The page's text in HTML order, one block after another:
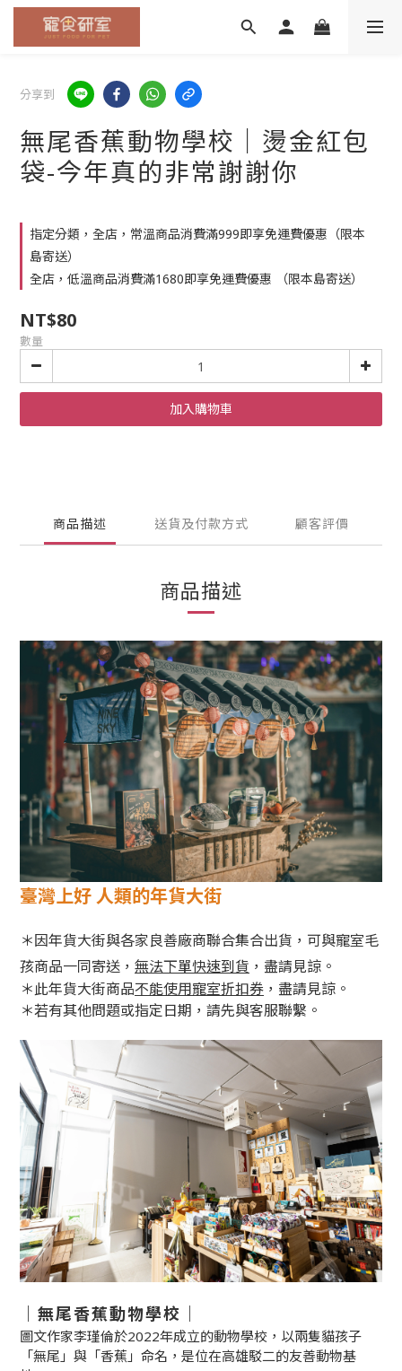
分享到
無尾香蕉動物學校｜燙金紅包
袋-今年真的非常謝謝你
指定分類，全店，常溫商品消費滿999即享免運費優惠（限本
島寄送）
全店，低溫商品消費滿1680即享免運費優惠 （限本島寄送）
NT$80
數量
加入購物車
商品描述 送貨及付款方式 顧客評價
商品描述
臺灣上好 人類的年貨大街
＊因年貨大街與各家良善廠商聯合集合出貨， 可與寵室毛
孩商品一同寄送， 無法下單快速到貨 ，盡請見諒 。
＊此年貨大街商品不能使用寵室折扣券 ，盡請見諒。
＊若有其他問題或指定日期，請先與客服聯繫。
｜無尾香蕉動物學校｜
圖文作家李瑾倫於2022年成立的動物學校，以兩隻貓孩子
「無尾」與「香蕉」命名，是位在高雄駁二的友善動物基